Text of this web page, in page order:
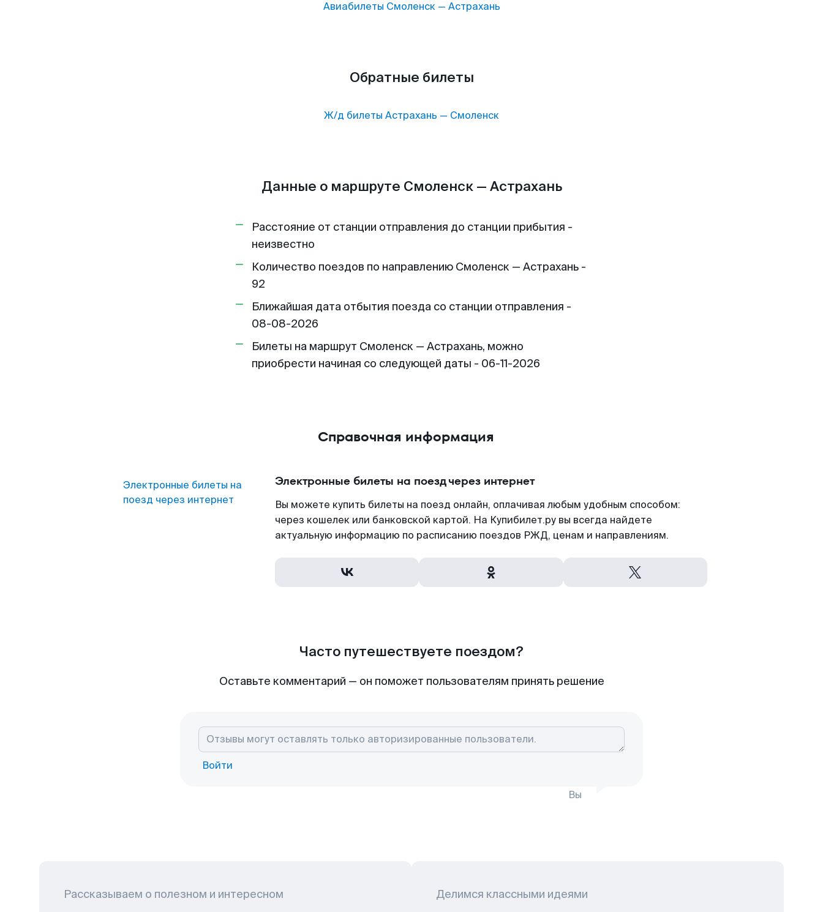
Авиабилеты Смоленск— Астрахань
Обратные билеты
Ж/д билеты Астрахань — Смоленск
Данные о маршруте Смоленск — Астрахань
Расстояние от станции отправления до станции прибытия -
неизвестно
Количество поездов по направлению Смоленск — Астрахань -
92
Ближайшая дата отбытия поезда со станции отправления -
08-08-2026
Билеты на маршрут Смоленск — Астрахань, можно
приобрести начиная со следующей даты - 06-11-2026
Справочная информация
Электронные билеты на
поезд через интернет
Электронные билеты на поезд через интернет
Вы можете купить билеты на поезд онлайн, оплачивая любым удобным способом:
через кошелек или банковской картой. На Купибилет.ру вы всегда найдете
актуальную информацию по расписанию поездов РЖД, ценам и направлениям.
Часто путешествуете поездом?
Оставьте комментарий — он поможет пользователям принять решение
Войти
Вы
Рассказываем о полезном и интересном Делимся классными идеями